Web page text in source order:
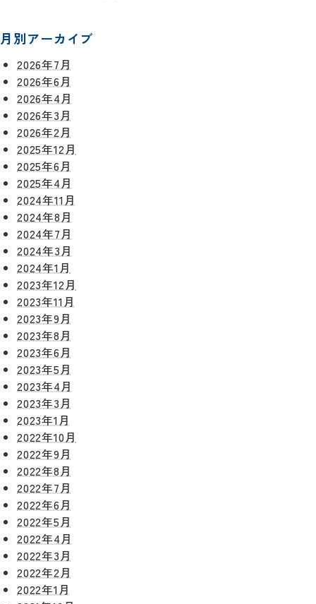
月別アーカイブ
2026年7月
2026年6月
2026年4月
2026年3月
2026年2月
2025年12月
2025年6月
2025年4月
2024年11月
2024年8月
2024年7月
2024年3月
2024年1月
2023年12月
2023年11月
2023年9月
2023年8月
2023年6月
2023年5月
2023年4月
2023年3月
2023年1月
2022年10月
2022年9月
2022年8月
2022年7月
2022年6月
2022年5月
2022年4月
2022年3月
2022年2月
2022年1月